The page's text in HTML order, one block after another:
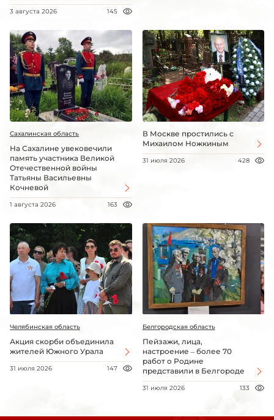
3 августа 2026 145
Сахалинская область
На Сахалине увековечили
память участника Великой
Отечественной войны
Татьяны Васильевны
Кочневой
1 августа 2026 163
В Москве простились с
Михаилом Ножкиным
31 июля 2026 428
Челябинская область
Акция скорби объединила
жителей Южного Урала
31 июля 2026 147
Белгородская область
Пейзажи, лица,
настроение – более 70
работ о Родине
представили в Белгороде
31 июля 2026 133